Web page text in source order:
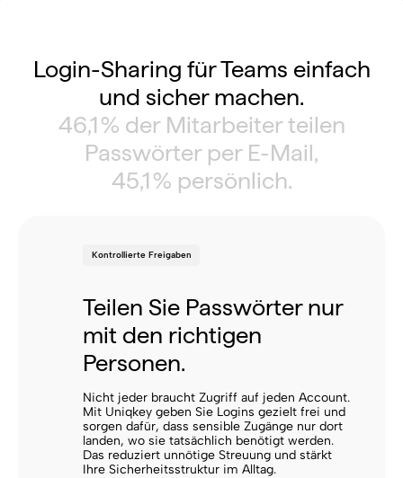
Login-Sharing für Teams einfach
und sicher machen.
46,1 % der Mitarbeiter teilen
Passwörter per E-Mail,
45,1 % persönlich.
Kontrollierte Freigaben
Teilen Sie Passwörter nur
mit den richtigen
Personen.
Nicht jeder braucht Zugriff auf jeden Account.
Mit Uniqkey geben Sie Logins gezielt frei und
sorgen dafür, dass sensible Zugänge nur dort
landen, wo sie tatsächlich benötigt werden.
Das reduziert unnötige Streuung und stärkt
Ihre Sicherheitsstruktur im Alltag.